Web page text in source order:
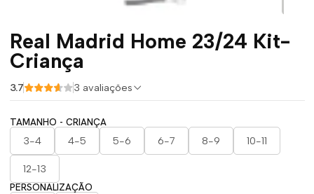
Real Madrid Home 23/24 Kit-
Criança
3.7 3 avaliações
TAMANHO - CRIANÇA
3-4
4-5 5-6 6-7 8-9 10-11
12-13
PERSONALIZAÇÃO